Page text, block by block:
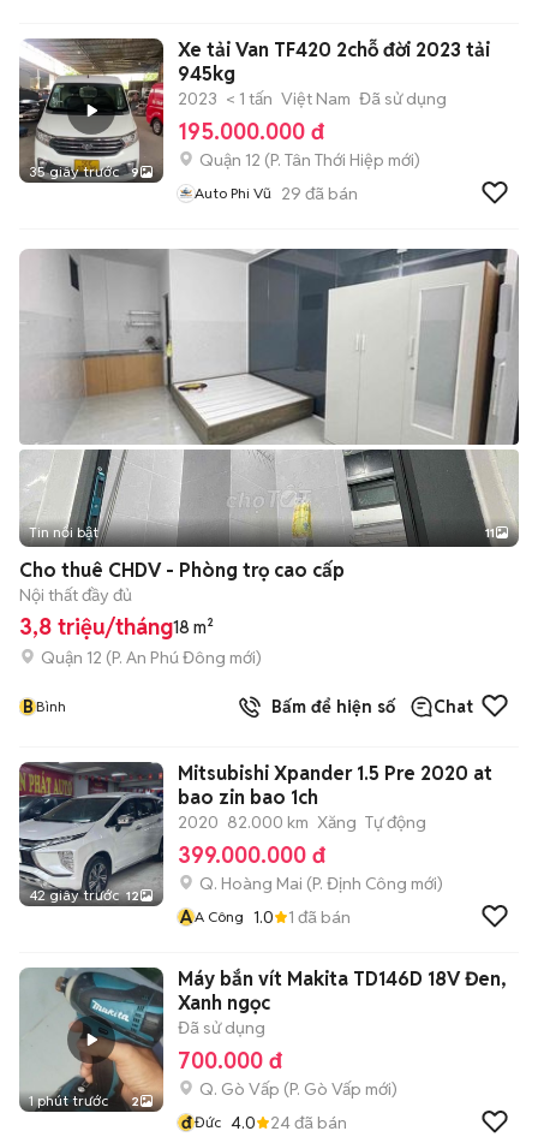
35 giây trước 9
Xe tải Van TF420 2chỗ đời 2023 tải
945kg
2023 < 1 tấn Việt Nam Đã sử dụng
195.000.000 đ
Quận 12 (P. Tân Thới Hiệp mới)
Auto Phi Vũ 29 đã bán
+2
Tin nổi bật 11
Cho thuê CHDV - Phòng trọ cao cấp
Nội thất đầy đủ
3,8 triệu/tháng18 m²
Quận 12 (P. An Phú Đông mới)
BBình Bấm để hiện số Chat
42 giây trước 12
Mitsubishi Xpander 1.5 Pre 2020 at
bao zin bao 1ch
2020 82.000 km Xăng Tự động
399.000.000 đ
Q. Hoàng Mai (P. Định Công mới)
AA Công 1.0 1 đã bán
1 phút trước 2
Máy bắn vít Makita TD146D 18V Đen,
Xanh ngọc
Đã sử dụng
700.000 đ
Q. Gò Vấp (P. Gò Vấp mới)
đĐức 4.0 24đã bán